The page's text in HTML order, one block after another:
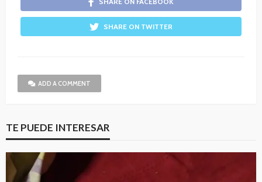
SHARE ON TWITTER
ADD A COMMENT
TE PUEDE INTERESAR